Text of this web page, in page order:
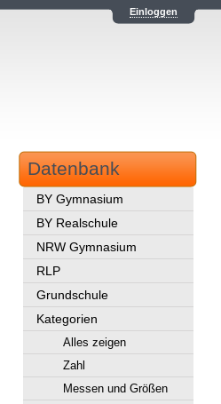
Einloggen
Datenbank
BY Gymnasium
BY Realschule
NRW Gymnasium
RLP
Grundschule
Kategorien
Alles zeigen
Zahl
Messen und Größen